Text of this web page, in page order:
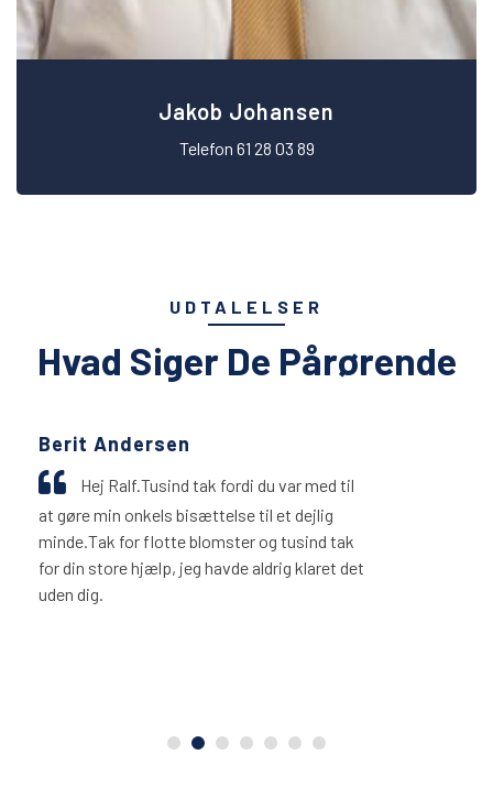
Jakob Johansen
Telefon 61 28 03 89
UDTALELSER
Hvad Siger De Pårørende
med til
dejlig
tak
klaret det
En behagelig oplevelse hos
willers. Man føler sig meget
dig, fordi du er en omsorgsfuld
person der lytter til ens ønsker.